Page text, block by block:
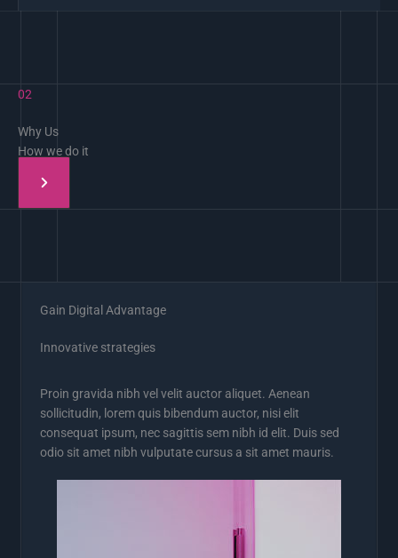
02
Why Us
How we do it
Gain Digital Advantage
Innovative strategies
Proin gravida nibh vel velit auctor aliquet. Aenean
sollicitudin, lorem quis bibendum auctor, nisi elit
consequat ipsum, nec sagittis sem nibh id elit. Duis sed
odio sit amet nibh vulputate cursus a sit amet mauris.